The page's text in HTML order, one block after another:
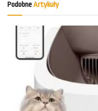
PodobneArtykuły